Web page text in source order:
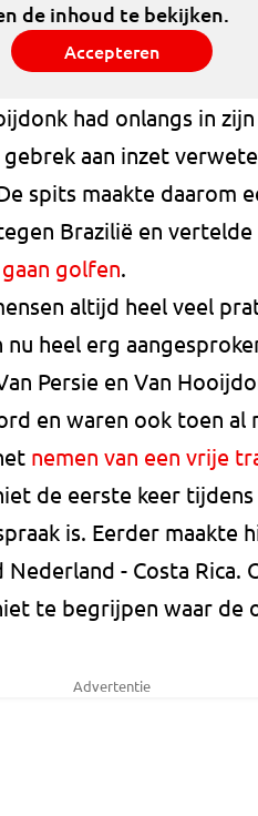
de inhoud te bekijken.
Accepteren
had onlangs in
aan inzet
spits maakte daarom
Brazilië en vertelde
golfen.
altijd heel veel
heel erg
Persie en Van
en waren ook toen al
nemen van een vrije
de eerste keer
is. Eerder maakte
- Costa Rica.
te begrijpen waar de
Advertentie